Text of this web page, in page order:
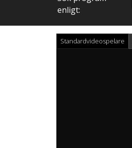
enligt:
Standardvideospelare